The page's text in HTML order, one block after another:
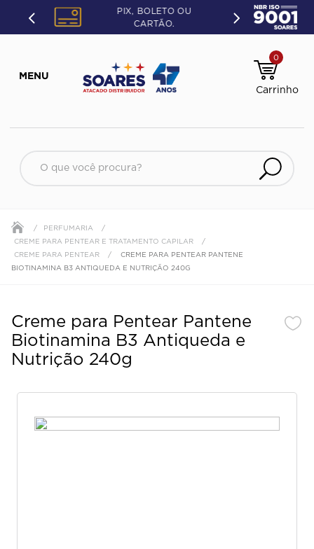
PIX, BOLETO OU
CARTÃO.
0
O que você procura?
PERFUMARIA
CREME PARA PENTEAR E TRATAMENTO CAPILAR
CREME PARA PENTEAR
CREME PARA PENTEAR PANTENE
BIOTINAMINA B3 ANTIQUEDA E NUTRIÇÃO 240G
Creme para Pentear Pantene
Biotinamina B3 Antiqueda e
Nutrição 240g